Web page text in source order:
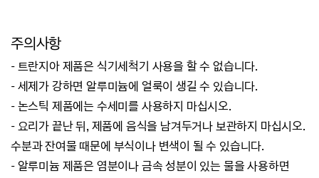
주의사항
- 트란지아 제품은 식기세척기 사용을 할 수 없습니다.
- 세제가 강하면 알루미늄에 얼룩이 생길 수 있습니다.
- 논스틱 제품에는 수세미를 사용하지 마십시오.
- 요리가 끝난 뒤, 제품에 음식을 남겨두거나 보관하지 마십시오.
수분과 잔여물 때문에 부식이나 변색이 될 수 있습니다.
- 알루미늄 제품은 염분이나 금속 성분이 있는 물을 사용하면